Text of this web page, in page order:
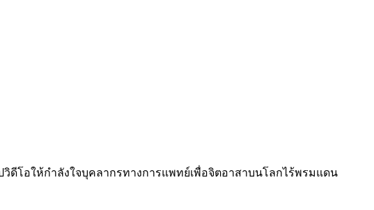
อให้กำลังใจบุคลากรทางการแพทย์เพื่อจิตอาสาบนโลกไร้พรมแดน